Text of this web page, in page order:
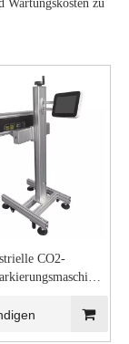
Wartungskosten zu
CO2-